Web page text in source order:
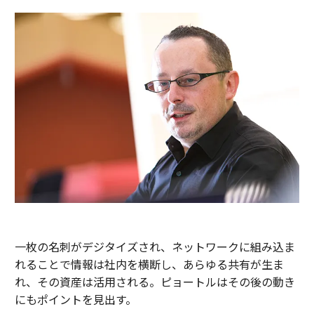
一枚の名刺がデジタイズされ、ネットワークに組み込ま
れることで情報は社内を横断し、あらゆる共有が生ま
れ、その資産は活用される。ピョートルはその後の動き
にもポイントを見出す。